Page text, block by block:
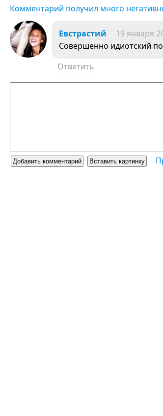
Комментарий получил много
Евстрастий 19 января
Совершенно идиотский
Ответить